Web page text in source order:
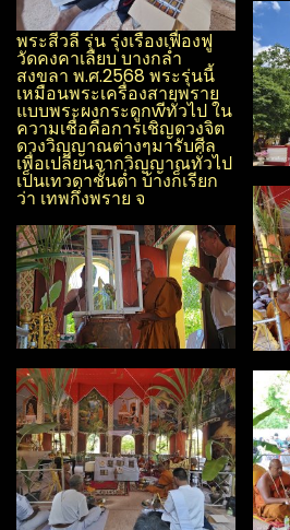
พระสีวลี รุ่น รุ่งเรือง​เฟื่องฟู​
วัด​คงคา​เลียบ​ บางกล่ำ​
สงขลา​ พ.ศ.2568 พระรุ่นนี้
เหมือนพระเครื่องสายพราย
แบบพระผง​กระดูกwีทั่วไป ใน
ความเชื่อคือการเชิญดวงจิต
ดวงวิญญาณ​ต่างๆมารับศีล
เพื่อเปลี่ยนจากวิญญาณ​ทั่วไป
เป็นเทวดาชั้นต่ำ บ้างก็เรียก
ว่า เทพกึ่งพราย จ